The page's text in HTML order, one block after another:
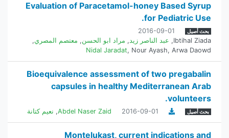
Evaluation of Paracetamol-honey Based Syrup
for Pediatric Use.
بحث أصيل
2016-09-01
Ibtihal Ziada
, عبد الناصر زيد, مراد ابو الحسن, معتصم المصري,
Nidal Jaradat, Nour Ayash, Arwa Daowd
Bioequivalence assessment of two pregabalin
capsules in healthy Mediterranean Arab
volunteers.
بحث أصيل 2016-09-01
Abdel Naser Zaid
, نعيم كتانة
Montelukast, current indications and